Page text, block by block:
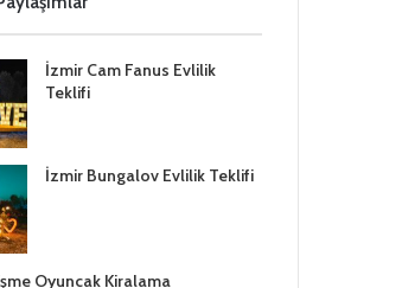
İzmir Cam Fanus Evlilik
Teklifi
İzmir Bungalov Evlilik Teklifi
Oyuncak Kiralama